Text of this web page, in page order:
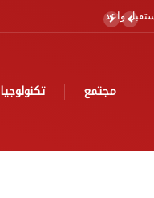
مجتمع تكنولوجيا